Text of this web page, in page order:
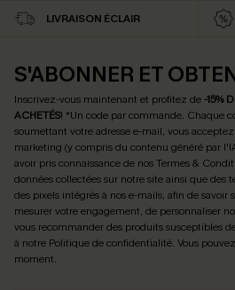
LIVRAISON ÉCLAIR
S'ABONNER ET
Inscrivez-vous maintenant et profitez de -15%
ACHETÉS! *Un code par commande. Chaque
soumettant votre adresse e-mail, vous
marketing (y compris du contenu généré par
avoir pris connaissance de nosTermes &
données collectées sur notre site ainsi que des
des pixels intégrés à nos e-mails, afin de savoir
mesurer votre engagement, de personnaliser
vous recommander des produits susceptibles
à notre Politique de confidentialité. Vous
moment.